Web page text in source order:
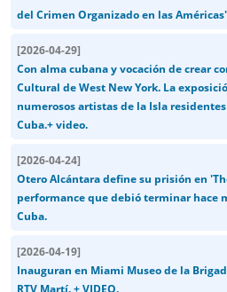
del Crimen Organizado en las
[2026-04-29]
Con alma cubana y vocación de crear
Cultural de West New York. La
numerosos artistas de la Isla
Cuba.+ video.
[2026-04-24]
Otero Alcántara define su prisión en
performance que debió terminar hace
Cuba.
[2026-04-19]
Inauguran en Miami Museo de la
RTV Martí. + VIDEO.